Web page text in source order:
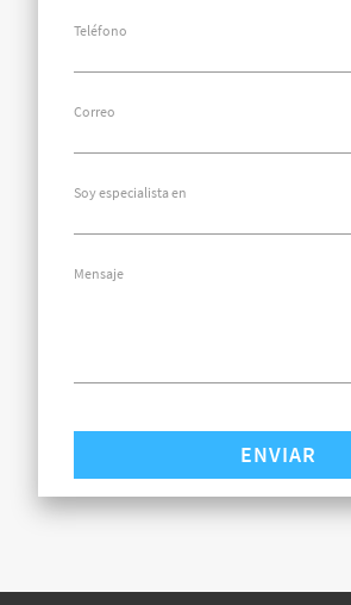
Teléfono
Correo
Soy especialista en
Mensaje
ENVIAR